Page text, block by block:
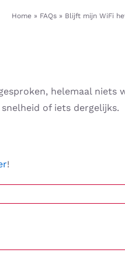
Home » FAQs » Blijft mijn WiFi
helemaal
of iets dergelijks.
!